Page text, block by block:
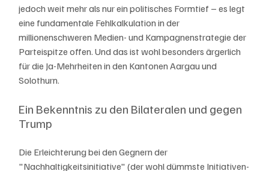
jedoch weit mehr als nur ein politisches Formtief – es legt
eine fundamentale Fehlkalkulation in der
millionenschweren Medien- und Kampagnenstrategie der
Parteispitze offen. Und das ist wohl besonders ärgerlich
für die Ja-Mehrheiten in den Kantonen Aargau und
Solothurn.
Ein Bekenntnis zu den Bilateralen und gegen
Trump
Die Erleichterung bei den Gegnern der
"Nachhaltigkeitsinitiative" (der wohl dümmste Initiativen-